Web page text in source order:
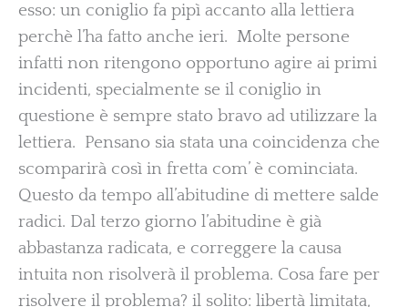
esso: un coniglio fa pipì accanto alla lettiera
perchè l’ha fatto anche ieri. Molte persone
infatti non ritengono opportuno agire ai primi
incidenti, specialmente se il coniglio in
questione è sempre stato bravo ad utilizzare la
lettiera. Pensano sia stata una coincidenza che
scomparirà così in fretta com’ è cominciata.
Questo da tempo all’abitudine di mettere salde
radici. Dal terzo giorno l’abitudine è già
abbastanza radicata, e correggere la causa
intuita non risolverà il problema. Cosa fare per
risolvere il problema? il solito: libertà limitata,